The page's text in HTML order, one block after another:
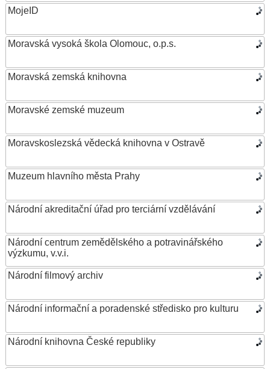
MojeID
Moravská vysoká škola Olomouc, o.p.s.
Moravská zemská knihovna
Moravské zemské muzeum
Moravskoslezská vědecká knihovna v Ostravě
Muzeum hlavního města Prahy
Národní akreditační úřad pro terciární vzdělávání
Národní centrum zemědělského a potravinářského
výzkumu, v.v.i.
Národní filmový archiv
Národní informační a poradenské středisko pro kulturu
Národní knihovna České republiky